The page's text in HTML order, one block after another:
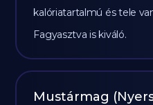
kalóriatartalmú és tele
Fagyasztva is kiváló.
Mustármag